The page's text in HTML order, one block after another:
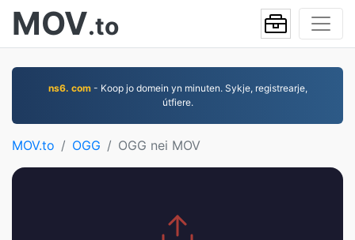
MOV.to
ns6. com- Koop jo domein yn minuten. Sykje, registrearje,
útfiere.
MOV.to OGG OGG nei MOV